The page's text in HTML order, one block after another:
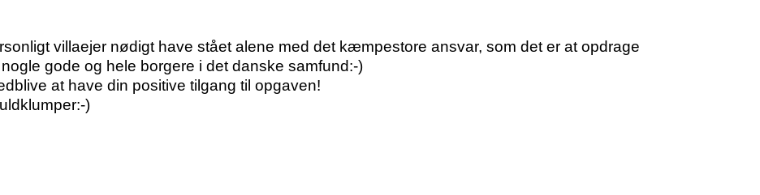
villaejer nødigt have stået alene med det kæmpestore ansvar, som det er at opdrage
gode og hele borgere i det danske samfund:-)
at have din positive tilgang til opgaven!
)